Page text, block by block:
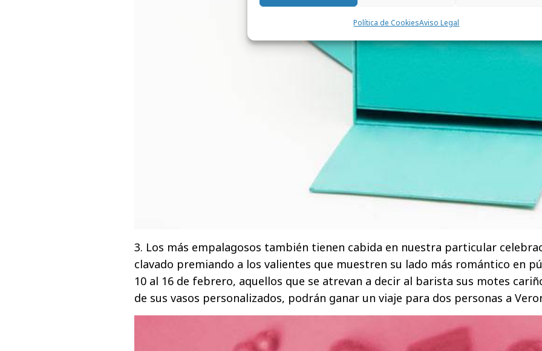
Política de CookiesAviso Legal
3. Los más empalagosos también tienen cabida en nuestra particular
clavado premiando a los valientes que muestren su lado más romántico en
10 al 16 de febrero, aquellos que se atrevan a decir al barista sus motes
de sus vasos personalizados, podrán ganar un viaje para dos personas a